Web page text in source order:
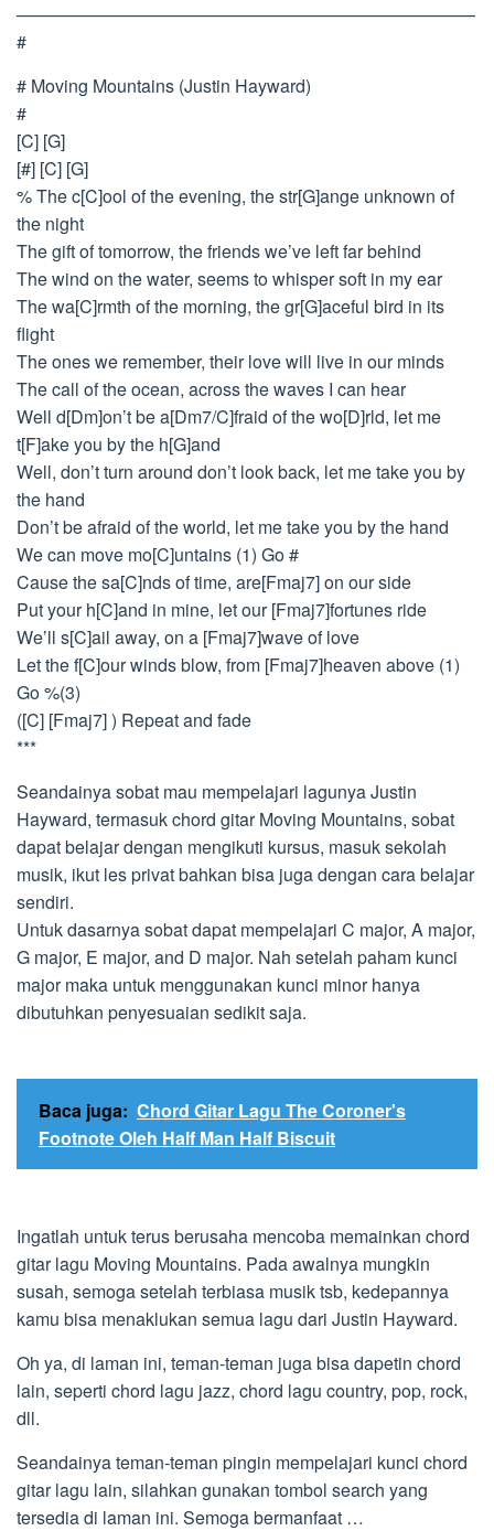
——————————————————————————
#
# Moving Mountains (Justin Hayward)
#
[C] [G]
[#] [C] [G]
% The c[C]ool of the evening, the str[G]ange unknown of
the night
The gift of tomorrow, the friends we’ve left far behind
The wind on the water, seems to whisper soft in my ear
The wa[C]rmth of the morning, the gr[G]aceful bird in its
flight
The ones we remember, their love will live in our minds
The call of the ocean, across the waves I can hear
Well d[Dm]on’t be a[Dm7/C]fraid of the wo[D]rld, let me
t[F]ake you by the h[G]and
Well, don’t turn around don’t look back, let me take you by
the hand
Don’t be afraid of the world, let me take you by the hand
We can move mo[C]untains (1) Go #
Cause the sa[C]nds of time, are[Fmaj7] on our side
Put your h[C]and in mine, let our [Fmaj7]fortunes ride
We’ll s[C]ail away, on a [Fmaj7]wave of love
Let the f[C]our winds blow, from [Fmaj7]heaven above (1)
Go %(3)
([C] [Fmaj7] ) Repeat and fade
***
Seandainya sobat mau mempelajari lagunya Justin
Hayward, termasuk chord gitar Moving Mountains, sobat
dapat belajar dengan mengikuti kursus, masuk sekolah
musik, ikut les privat bahkan bisa juga dengan cara belajar
sendiri.
Untuk dasarnya sobat dapat mempelajari C major, A major,
G major, E major, and D major. Nah setelah paham kunci
major maka untuk menggunakan kunci minor hanya
dibutuhkan penyesuaian sedikit saja.
Baca juga: Chord Gitar Lagu The Coroner's
Footnote Oleh Half Man Half Biscuit
Ingatlah untuk terus berusaha mencoba memainkan chord
gitar lagu Moving Mountains. Pada awalnya mungkin
susah, semoga setelah terbiasa musik tsb, kedepannya
kamu bisa menaklukan semua lagu dari Justin Hayward.
Oh ya, di laman ini, teman-teman juga bisa dapetin chord
lain, seperti chord lagu jazz, chord lagu country, pop, rock,
dll.
Seandainya teman-teman pingin mempelajari kunci chord
gitar lagu lain, silahkan gunakan tombol search yang
tersedia di laman ini. Semoga bermanfaat …